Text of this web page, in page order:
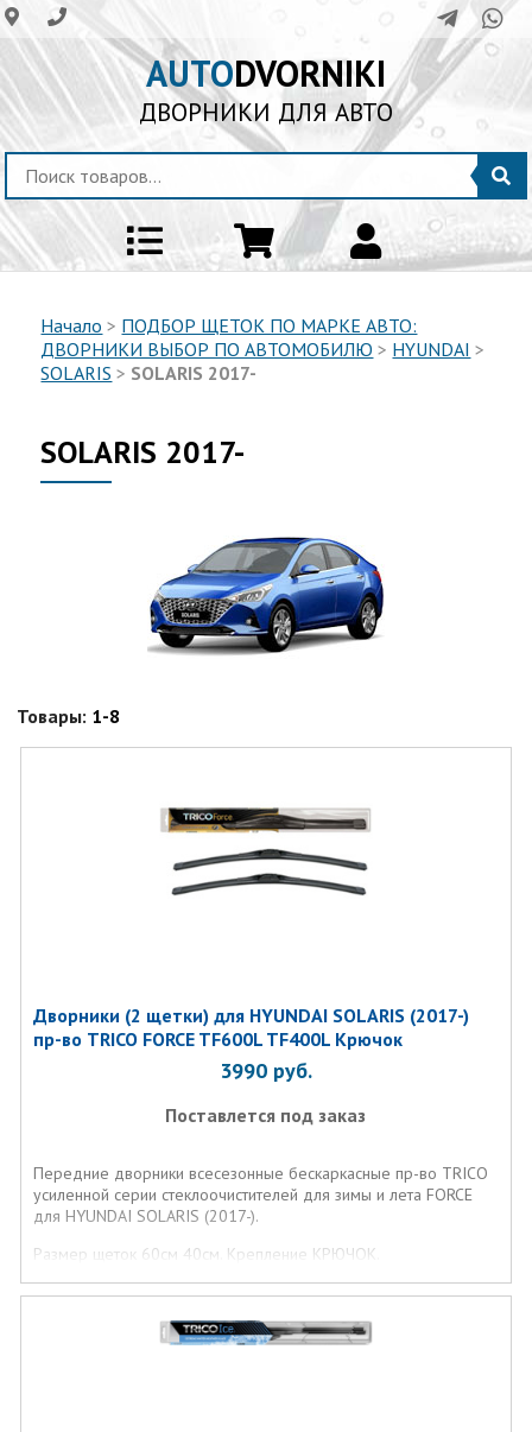
AUTODVORNIKI
ДВОРНИКИ ДЛЯ АВТО
Начало > ПОДБОР ЩЕТОК ПО МАРКЕ АВТО:
ДВОРНИКИ ВЫБОР ПО АВТОМОБИЛЮ > HYUNDAI >
SOLARIS > SOLARIS 2017-
SOLARIS 2017-
Товары: 1-8
Дворники (2 щетки) для HYUNDAI SOLARIS (2017-)
пр-во TRICO FORCE TF600L TF400L Крючок
3990 руб.
Поставлется под заказ
Передние дворники всесезонные бескаркасные пр-во TRICO
усиленной серии стеклоочистителей для зимы и лета FORCE
для HYUNDAI SOLARIS (2017-).
Размер щеток 60см 40см. Крепление КРЮЧОК.